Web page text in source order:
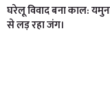
घरेलू विवाद बना काल:
से लड़ रहा जंग।